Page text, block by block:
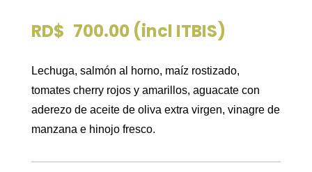
RD$ 700.00 (incl ITBIS)
Lechuga, salmón al horno, maíz rostizado,
tomates cherry rojos y amarillos, aguacate con
aderezo de aceite de oliva extra virgen, vinagre de
manzana e hinojo fresco.